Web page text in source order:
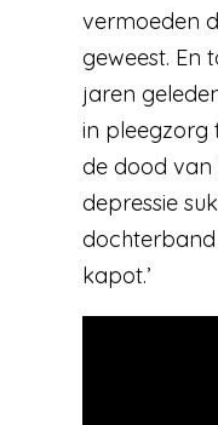
vermoeden
geweest. En
jaren
in pleegzorg
de dood
depressie
kapot.’